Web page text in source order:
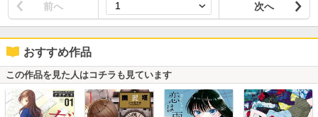
前へ 次へ
おすすめ作品
この作品を見た人はコチラも見ています